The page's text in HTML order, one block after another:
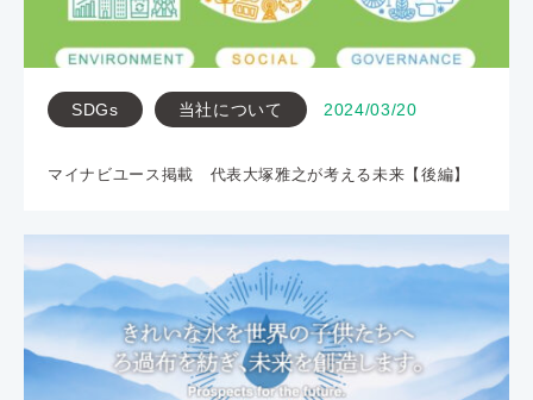
SDGs 当社について 2024/03/20
マイナビユース掲載 代表大塚雅之が考える未来【後編】